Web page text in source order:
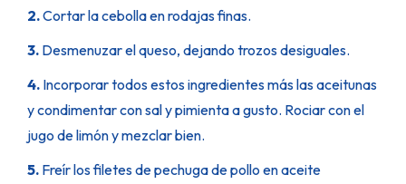
2.Cortar la cebolla en rodajas finas.
3. Desmenuzar el queso, dejando trozos desiguales.
4. Incorporar todos estos ingredientes más las aceitunas
y condimentar con sal y pimienta a gusto. Rociar con el
jugo de limón y mezclar bien.
5. Freír los filetes de pechuga de pollo en aceite